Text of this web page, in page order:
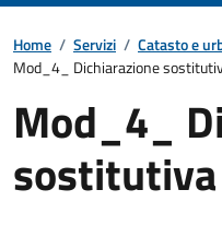
Home / Servizi / Catasto e
Mod_4_ Dichiarazione
Mod_4_